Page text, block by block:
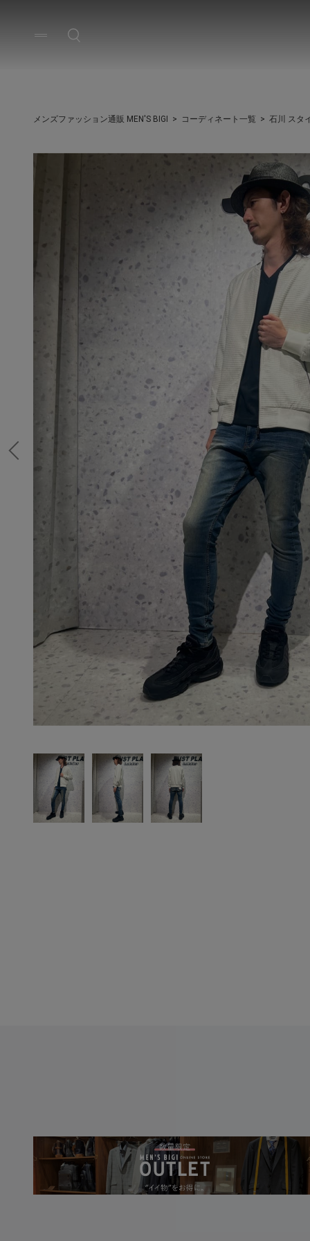
メンズファッション通販 MEN'S BIGI コーディネート一覧 石川 スタ